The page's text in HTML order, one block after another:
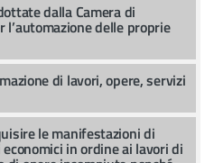
dalla Camera di
l’automazione delle proprie
di lavori, opere, servizi
le manifestazioni di
in ordine ai lavori di